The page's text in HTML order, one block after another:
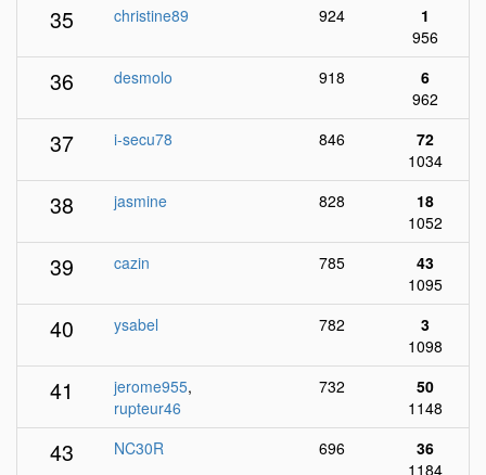
35 christine89 924
1
956
36 desmolo 918
6
962
37 i-secu78 846
72
1034
38 jasmine 828
18
1052
39 cazin 785
43
1095
40 ysabel 782
3
1098
41 jerome955,
rupteur46
732
50
1148
43 NC30R 696
36
1184